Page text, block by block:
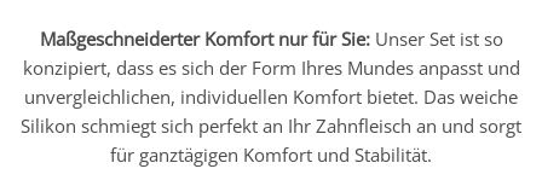
Maßgeschneiderter Komfort nur für Sie:Unser Set ist so
konzipiert, dass es sich der Form Ihres Mundes anpasst und
unvergleichlichen, individuellen Komfort bietet. Das weiche
Silikon schmiegt sich perfekt an Ihr Zahnfleisch an und sorgt
für ganztägigen Komfort und Stabilität.